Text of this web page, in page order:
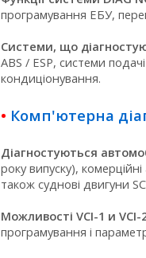
програмування ЕБУ,
Системи, що
ABS / ESP, системи
кондиціонування.
• Комп'ютерна
Діагностуються
року випуску),
також суднові двигуни
Можливості VCI-1 и VCI-
програмування і